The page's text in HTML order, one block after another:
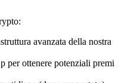
avanzata della nostra
per ottenere potenziali premi